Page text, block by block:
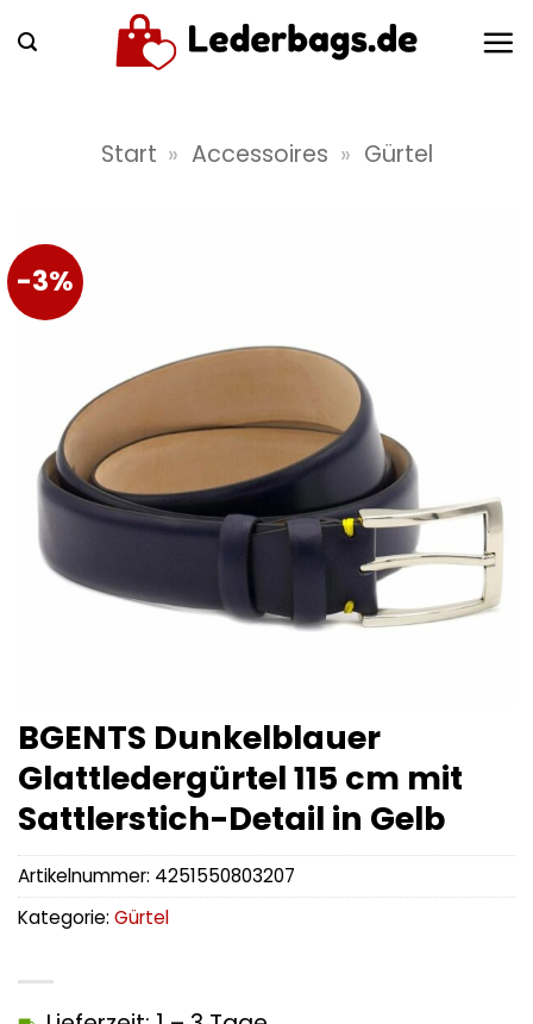
Inhalt
Start » Accessoires » Gürtel
-3%
BGENTS Dunkelblauer
Glattledergürtel 115 cm mit
Sattlerstich-Detail in Gelb
Artikelnummer: 4251550803207
Kategorie: Gürtel